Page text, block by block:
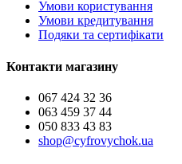
Умови користування
Умови кредитування
Подяки та сертифікати
Контакти магазину
067 424 32 36
063 459 37 44
050 833 43 83
shop@cyfrovychok.ua